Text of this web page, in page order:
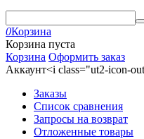
0Корзина
Корзина пуста
Корзина Оформить заказ
Аккаунт<i class="ut2-icon-
Заказы
Список сравнения
Запросы на возврат
Отложенные товары